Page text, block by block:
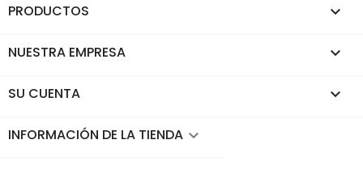
PRODUCTOS 
NUESTRA EMPRESA 
SU CUENTA 
INFORMACIÓN DE LA TIENDA keyboard_arrow_down